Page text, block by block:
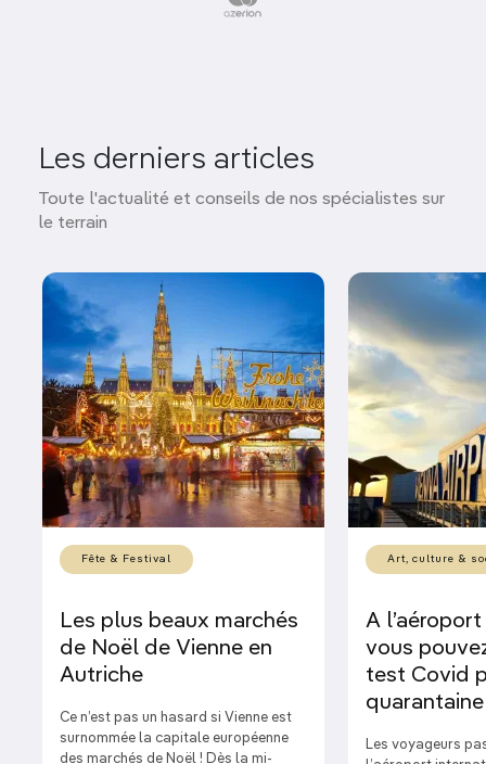
Les derniers articles
Toute l'actualité et conseils de nos spécialistes sur
le terrain
Fête & Festival
Les plus beaux marchés
de Noël de Vienne en
Autriche
Ce n’est pas un hasard si Vienne est
surnommée la capitale européenne
des marchés de Noël ! Dès la mi-
Art, culture &
A
vous
test Covid
quarantaine
Les voyageurs